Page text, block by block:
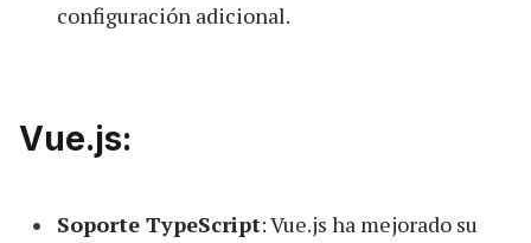
configuración adicional.
Vue.js:
Soporte TypeScript: Vue.js ha mejorado su